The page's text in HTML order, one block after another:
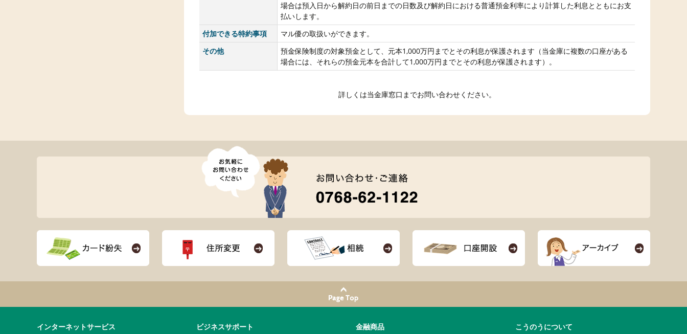
場合は預入日から解約日の前日までの日数及び解約日における普通預金利率により計算した利息とともにお支
払いします。
付加できる特約事項
マル優の取扱いができます。
その他
預金保険制度の対象預金として、元本1,000万円までとその利息が保護されます（当金庫に複数の口座がある
場合には、それらの預金元本を合計して1,000万円までとその利息が保護されます）。
詳しくは当金庫窓口までお問い合わせください。
インターネットサービス ビジネスサポート 金融商品 こうのうについて